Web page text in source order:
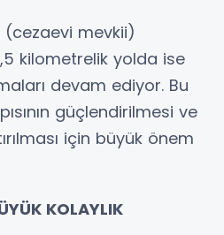
(cezaevi mevkii)
kilometrelik yolda ise
devam ediyor. Bu
güçlendirilmesi ve
için büyük önem
KOLAYLIK